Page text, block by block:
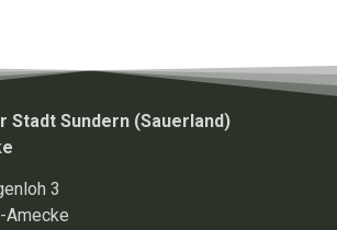
Stadt Sundern (Sauerland)
3
Amecke